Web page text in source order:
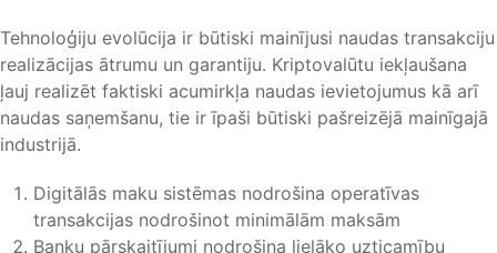
Tehnoloģiju evolūcija ir būtiski mainījusi naudas transakciju
realizācijas ātrumu un garantiju. Kriptovalūtu iekļaušana
ļauj realizēt faktiski acumirkļa naudas ievietojumus kā arī
naudas saņemšanu, tie ir īpaši būtiski pašreizējā mainīgajā
industrijā.
Digitālās maku sistēmas nodrošina operatīvas
transakcijas nodrošinot minimālām maksām
Banku pārskaitījumi nodrošina lielāko uzticamību